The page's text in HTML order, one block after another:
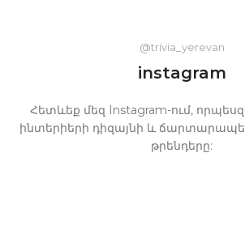
@trivia_yerevan
instagram
Հետևեք մեզ Instagram-ում,
ինտերիերի դիզայնի և
թրենդերը: